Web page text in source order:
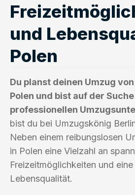
und
Polen
Du planst deinen Umzug
Polen und bist auf der
professionellen
bist du bei Umzugskönig
Neben einem reibungslosen
in Polen eine Vielzahl an
Freizeitmöglichkeiten und
Lebensqualität.